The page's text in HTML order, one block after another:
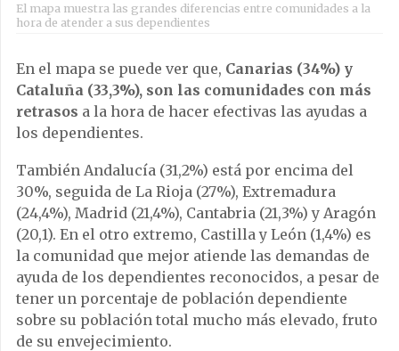
El mapa muestra las grandes diferencias entre comunidades a la
hora de atender a sus dependientes
En el mapa se puede ver que, Canarias (34%) y
Cataluña (33,3%), son las comunidades con más
retrasos a la hora de hacer efectivas las ayudas a
los dependientes.
También Andalucía (31,2%) está por encima del
30%, seguida de La Rioja (27%), Extremadura
(24,4%), Madrid (21,4%), Cantabria (21,3%) y Aragón
(20,1). En el otro extremo, Castilla y León (1,4%) es
la comunidad que mejor atiende las demandas de
ayuda de los dependientes reconocidos, a pesar de
tener un porcentaje de población dependiente
sobre su población total mucho más elevado, fruto
de su envejecimiento.